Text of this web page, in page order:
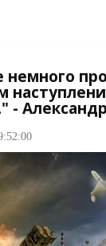
немного
-